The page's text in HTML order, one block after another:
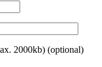
2000kb) (optional)